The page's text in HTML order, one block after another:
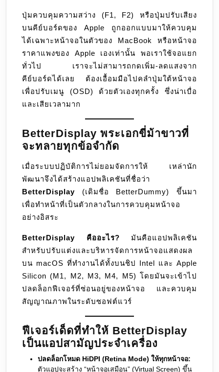
ปุ่มควบคุมความสว่าง (F1, F2) หรือปุ่มปรับเสียง
บนคีย์บอร์ดของ Apple ถูกออกแบบมาให้ควบคุม
ได้เฉพาะหน้าจอในตัวของ MacBook หรือหน้าจอ
ราคาแพงของ Apple เองเท่านั้น พอเราใช้จอแยก
ทั่วไป เราจะไม่สามารถกดเพิ่ม-ลดแสงจาก
คีย์บอร์ดได้เลย ต้องเอื้อมมือไปคลำปุ่มใต้หน้าจอ
เพื่อปรับเมนู (OSD) ด้วยตัวเองทุกครั้ง ซึ่งน่าเบื่อ
และเสียเวลามาก
BetterDisplay พระเอกขี่ม้าขาวที่
จะทลายทุกข้อจำกัด
เมื่อระบบปฏิบัติการไม่ยอมจัดการให้ เหล่านัก
พัฒนาจึงได้สร้างแอปพลิเคชันที่ชื่อว่า
BetterDisplay (เดิมชื่อ BetterDummy) ขึ้นมา
เพื่อทำหน้าที่เป็นตัวกลางในการควบคุมหน้าจอ
อย่างอิสระ
BetterDisplay คืออะไร? มันคือแอปพลิเคชัน
สำหรับปรับแต่งและบริหารจัดการหน้าจอแสดงผล
บน macOS ที่ทำงานได้ทั้งบนชิป Intel และ Apple
Silicon (M1, M2, M3, M4, M5) โดยมันจะเข้าไป
ปลดล็อกฟีเจอร์ที่ซ่อนอยู่ของหน้าจอ และควบคุม
สัญญาณภาพในระดับซอฟต์แวร์
ฟีเจอร์เด็ดที่ทำให้ BetterDisplay
เป็นแอปสามัญประจำเครื่อง
ปลดล็อกโหมด HiDPI (Retina Mode) ให้ทุกหน้าจอ:
ตัวแอปจะสร้าง “หน้าจอเสมือน” (Virtual Screen) ขึ้น